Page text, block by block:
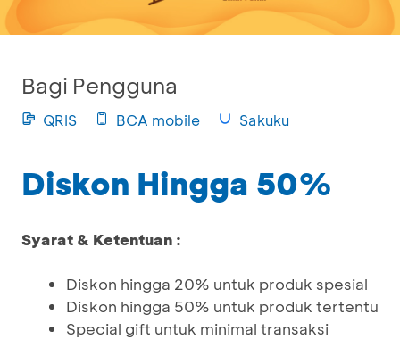
Bagi Pengguna
QRIS BCA mobile Sakuku
Diskon Hingga 50%
Syarat & Ketentuan :
Diskon hingga 20% untuk produk spesial
Diskon hingga 50% untuk produk tertentu
Special gift untuk minimal transaksi